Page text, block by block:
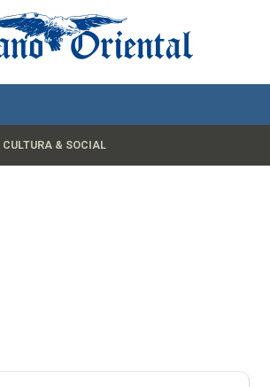
CULTURA & SOCIAL